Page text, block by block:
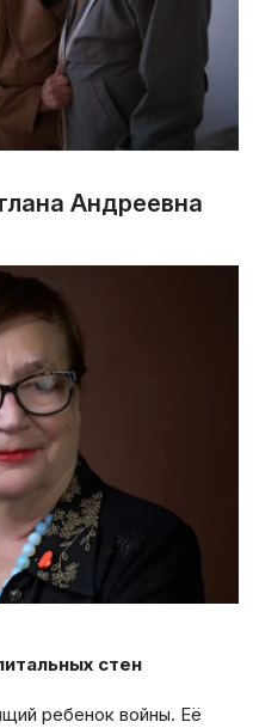
Андреевна
стен
ребенок войны. Её